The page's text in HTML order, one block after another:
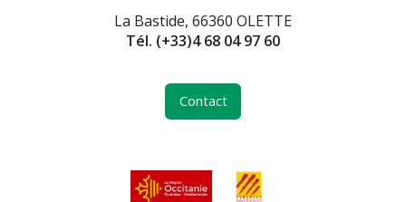
La Bastide, 66360 OLETTE
Tél. (+33)4 68 04 97 60
Contact